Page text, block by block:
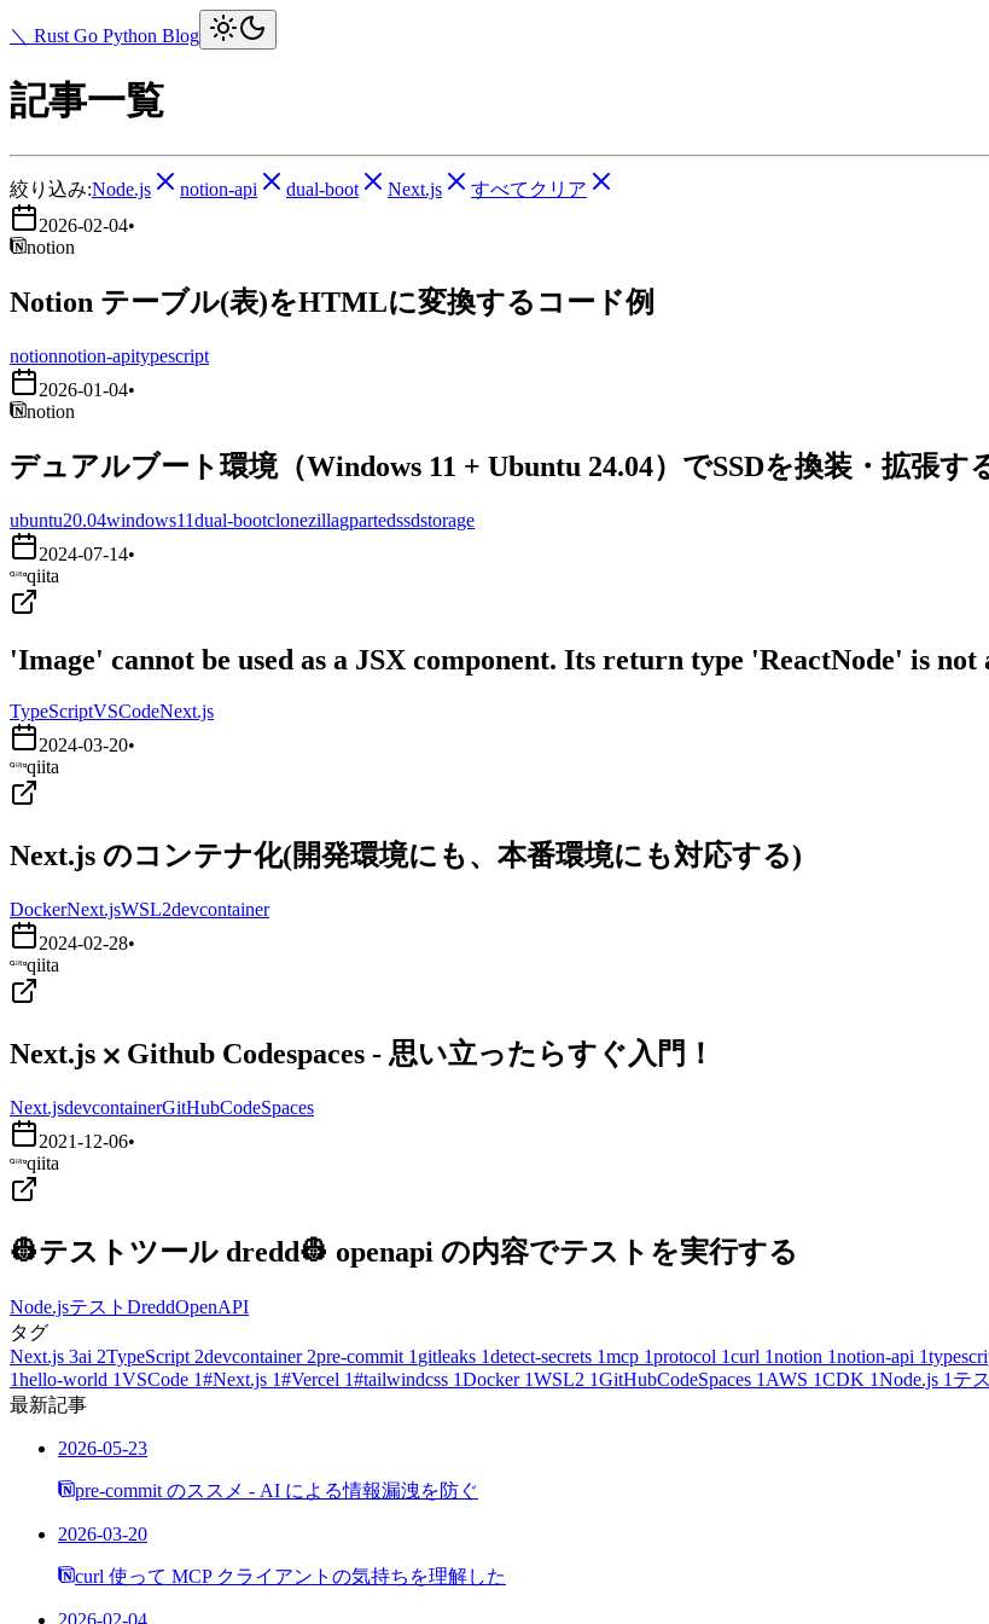
＼ Rust Go Python Blog
記事一覧
絞り込み:Node.js notion-api dual-boot Next.js
すべてクリア
2026-02-04•
notion
Notion テーブル(表)をHTMLに変換するコード例
notionnotion-apitypescript
2026-01-04•
notion
デュアルブート環境（Windows 11 + Ubuntu 24.04）でSSDを換装・拡張す
ubuntu20.04windows11dual-bootclonezillagpartedssdstorage
2024-07-14•
qiita
'Image' cannot be used as a JSX component. Its return type 'ReactNode' is not
TypeScriptVSCodeNext.js
2024-03-20•
qiita
Next.js のコンテナ化(開発環境にも、本番環境にも対応する)
DockerNext.jsWSL2devcontainer
2024-02-28•
qiita
Next.js ⨉ Github Codespaces - 思い立ったらすぐ入門！
Next.jsdevcontainerGitHubCodeSpaces
2021-12-06•
qiita
👷テストツール dredd👷 openapi の内容でテストを実行する
Node.jsテスト DreddOpenAPI
タグ
Next.js 3ai 2TypeScript 2devcontainer 2pre-commit 1 gitleaks 1detect-secrets 1mcp 1protocol 1curl 1notion 1notion-api 1
1hello-world 1VSCode 1#Next.js 1#Vercel 1#tailwindcss 1Docker 1WSL2 1GitHubCodeSpaces 1 AWS 1CDK 1Node.js 1 テ
最新記事
2026-05-23
pre-commit のススメ - AI による情報漏洩を防ぐ
2026-03-20
curl 使って MCP クライアントの気持ちを理解した
2026-02-04